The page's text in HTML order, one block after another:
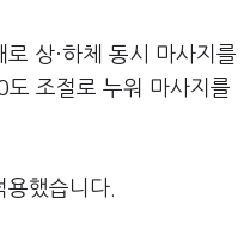
상·하체 동시 마사지를
조절로 누워 마사지를
했습니다.